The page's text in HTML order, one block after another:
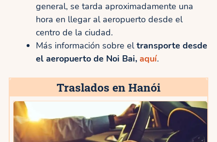
general, se tarda aproximadamente una
hora en llegar al aeropuerto desde el
centro de la ciudad.
Más información sobre eltransporte desde
el aeropuerto de Noi Bai, aquí.
Traslados en Hanói